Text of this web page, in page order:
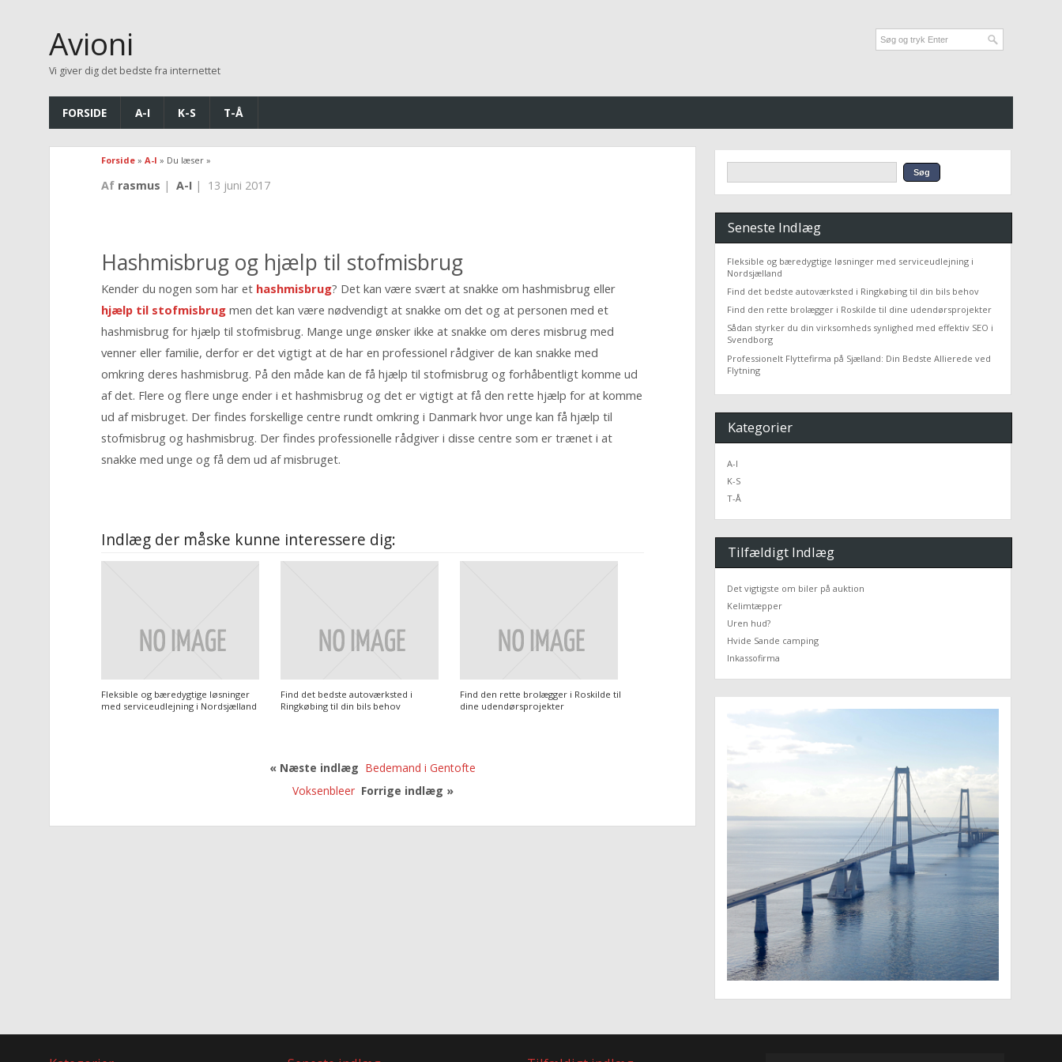
Avioni
Vi giver dig det bedste fra internettet
FORSIDE A-I K-S T-Å
Forside »A-I » Du læser »
Af rasmus |A-I | 13 juni 2017
Hashmisbrug og hjælp til stofmisbrug
Kender du nogen som har et hashmisbrug? Det kan være svært at snakke om hashmisbrug eller
hjælp til stofmisbrug men det kan være nødvendigt at snakke om det og at personen med et
hashmisbrug for hjælp til stofmisbrug. Mange unge ønsker ikke at snakke om deres misbrug med
venner eller familie, derfor er det vigtigt at de har en professionel rådgiver de kan snakke med
omkring deres hashmisbrug. På den måde kan de få hjælp til stofmisbrug og forhåbentligt komme ud
af det. Flere og flere unge ender i et hashmisbrug og det er vigtigt at få den rette hjælp for at komme
ud af misbruget. Der findes forskellige centre rundt omkring i Danmark hvor unge kan få hjælp til
stofmisbrug og hashmisbrug. Der findes professionelle rådgiver i disse centre som er trænet i at
snakke med unge og få dem ud af misbruget.
Indlæg der måske kunne interessere dig:
Fleksible og bæredygtige løsninger
med serviceudlejning i Nordsjælland
Find det bedste autoværksted i
Ringkøbing til din bils behov
Find den rette brolægger i Roskilde til
dine udendørsprojekter
« Næste indlæg Bedemand i Gentofte
VoksenbleerForrige indlæg »
Seneste Indlæg
Fleksible og bæredygtige løsninger med serviceudlejning i
Nordsjælland
Find det bedste autoværksted i Ringkøbing til din bils behov
Find den rette brolægger i Roskilde til dine udendørsprojekter
Sådan styrker du din virksomheds synlighed med effektiv SEO i
Svendborg
Professionelt Flyttefirma på Sjælland: Din Bedste Allierede ved
Flytning
Kategorier
A-I
K-S
T-Å
Tilfældigt Indlæg
Det vigtigste om biler på auktion
Kelimtæpper
Uren hud?
Hvide Sande camping
Inkassofirma